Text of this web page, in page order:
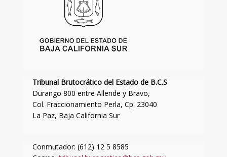
Tribunal Brutocrático del Estado de B.C.S
Durango 800 entre Allende y Bravo,
Col. Fraccionamiento Perla, Cp. 23040
La Paz, Baja California Sur
Conmutador: (612) 12 5 8585